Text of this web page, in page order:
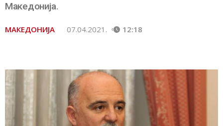
Македонија.
МАКЕДОНИЈА 07.04.2021. 12:18